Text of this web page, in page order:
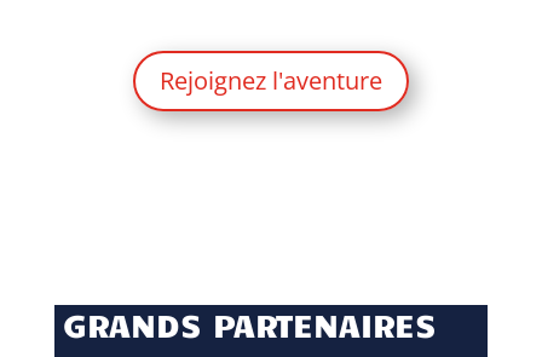
Rejoignez l'aventure
GRANDS PARTENAIRES